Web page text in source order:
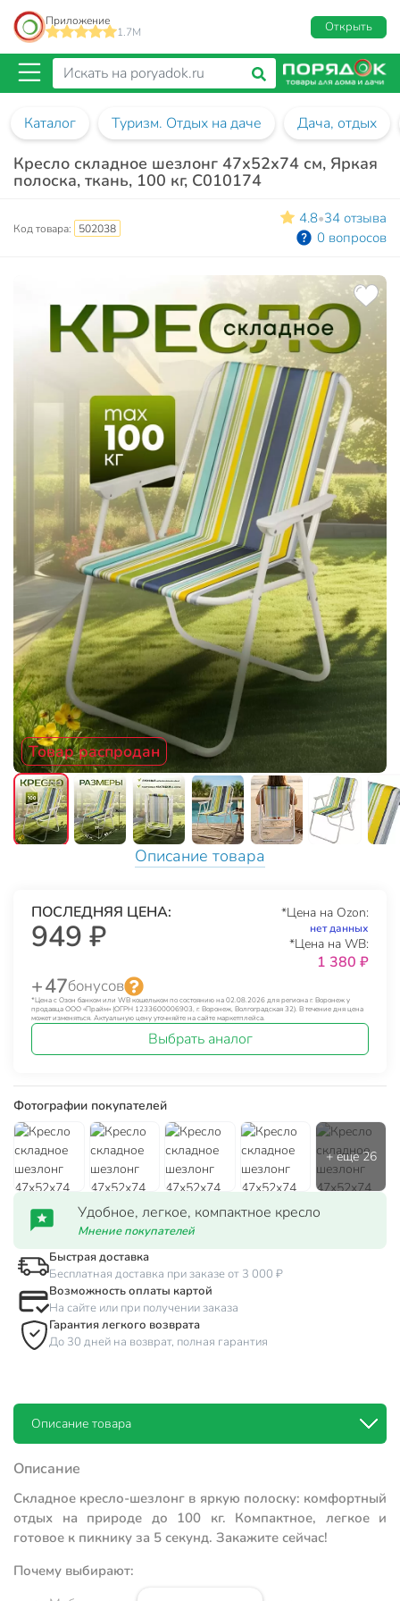
Приложение
1.7M
Открыть
Каталог Туризм. Отдых на даче Дача, отдых
Кресло складное шезлонг 47х52х74 см, Яркая
полоска, ткань, 100 кг, C010174
Код товара: 502038
4.8•34 отзыва
0 вопросов
Товар распродан
Описание товара
ПОСЛЕДНЯЯ ЦЕНА:
949 ₽
*Цена на Ozon:
нет данных
*Цена на WB:
1 380 ₽
+ 47бонусов
*Цена с Озон банком или WB кошельком по состоянию на 02.08.2026 для региона г. Воронеж у
продавца ООО «Прайм» (ОГРН 1233600006903, г. Воронеж, Волгоградская 32). В течение дня цена
может изменяться. Актуальную цену уточняйте на сайте маркетплейса.
Выбрать аналог
Фотографии покупателей
Удобное, легкое, компактное кресло
Мнение покупателей
Быстрая доставка
Бесплатная доставка при заказе от 3 000 ₽
Возможность оплаты картой
На сайте или при получении заказа
Гарантия легкого возврата
До 30 дней на возврат, полная гарантия
Описание товара
Описание
Складное кресло-шезлонг в яркую полоску: комфортный
отдых на природе до 100 кг. Компактное, легкое и
готовое к пикнику за 5 секунд. Закажите сейчас!
Почему выбирают: